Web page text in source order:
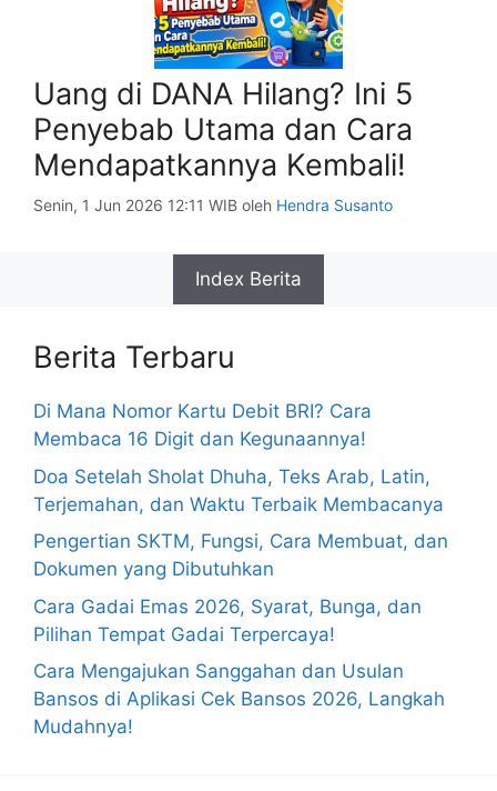
Uang di DANA Hilang? Ini 5
Penyebab Utama dan Cara
Mendapatkannya Kembali!
Senin, 1 Jun 2026 12:11 WIB oleh Hendra Susanto
Index Berita
Berita Terbaru
Di Mana Nomor Kartu Debit BRI? Cara
Membaca 16 Digit dan Kegunaannya!
Doa Setelah Sholat Dhuha, Teks Arab, Latin,
Terjemahan, dan Waktu Terbaik Membacanya
Pengertian SKTM, Fungsi, Cara Membuat, dan
Dokumen yang Dibutuhkan
Cara Gadai Emas 2026, Syarat, Bunga, dan
Pilihan Tempat Gadai Terpercaya!
Cara Mengajukan Sanggahan dan Usulan
Bansos di Aplikasi Cek Bansos 2026, Langkah
Mudahnya!